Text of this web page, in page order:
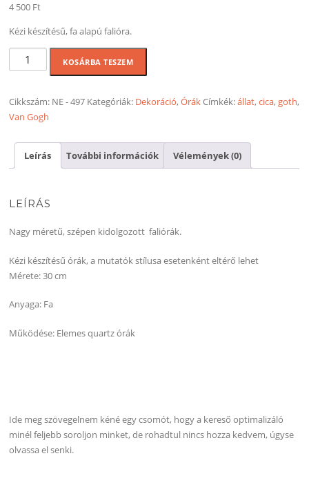
4 500 Ft
Kézi készítésű, fa alapú falióra.
gogh
óra
30
mennyiség
KOSÁRBA TESZEM
Cikkszám: NE - 497 Kategóriák: Dekoráció,ÓrákCímkék:állat,cica, goth,
Van Gogh
Leírás További információk Vélemények (0)
LEÍRÁS
Nagy méretű, szépen kidolgozott faliórák.
Kézi készítésű órák, a mutatók stílusa esetenként eltérő lehet
Mérete: 30 cm
Anyaga: Fa
Működése: Elemes quartz órák
Ide meg szövegelnem kéné egy csomót, hogy a kereső optimalizáló
minél feljebb soroljon minket, de rohadtul nincs hozza kedvem, úgyse
olvassa el senki.